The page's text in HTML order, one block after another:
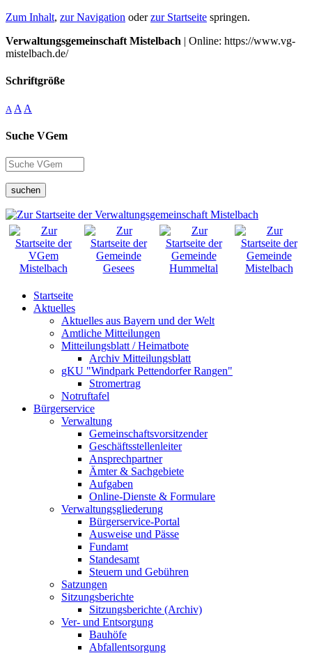
Zum Inhalt, zur Navigation oderzur Startseite springen.
Verwaltungsgemeinschaft Mistelbach | Online: https://www.vg-
mistelbach.de/
Schriftgröße
A A A
Suche VGem
suchen
Startseite
Aktuelles
Aktuelles aus Bayern und der Welt
Amtliche Mitteilungen
Mitteilungsblatt / Heimatbote
Archiv Mitteilungsblatt
gKU "Windpark Pettendorfer Rangen"
Stromertrag
Notruftafel
Bürgerservice
Verwaltung
Gemeinschaftsvorsitzender
Geschäftsstellenleiter
Ansprechpartner
Ämter & Sachgebiete
Aufgaben
Online-Dienste & Formulare
Verwaltungsgliederung
Bürgerservice-Portal
Ausweise und Pässe
Fundamt
Standesamt
Steuern und Gebühren
Satzungen
Sitzungsberichte
Sitzungsberichte (Archiv)
Ver- und Entsorgung
Bauhöfe
Abfallentsorgung